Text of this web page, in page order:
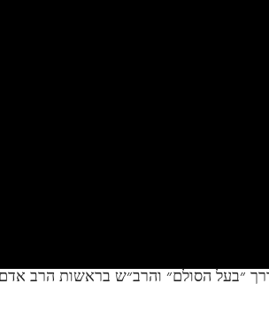
״בעל הסולם״ והרב״ש בראשות הרב אדם